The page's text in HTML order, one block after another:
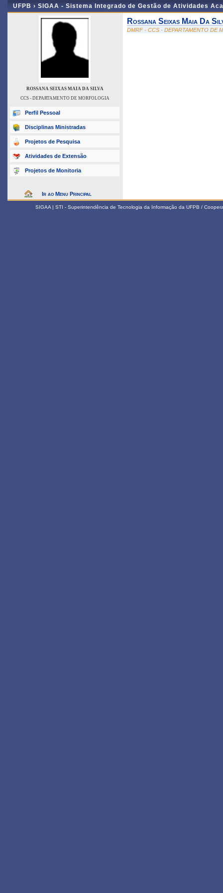
UFPB › SIGAA - Sistema Integrado de Gestão de Atividades
ROSSANA SEIXAS MAIA DA SILVA
CCS - DEPARTAMENTO DE MORFOLOGIA
Perfil Pessoal
Disciplinas Ministradas
Projetos de Pesquisa
Atividades de Extensão
Projetos de Monitoria
Ir ao Menu Principal
Rossana Seixas Maia Da
DMRF - CCS - DEPARTAMENTO DE
SIGAA | STI - Superintendência de Tecnologia da Informação da UFPB /